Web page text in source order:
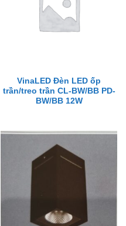
VinaLED Đèn LED ốp
trần/treo trần CL-BW/BB PD-
BW/BB 12W